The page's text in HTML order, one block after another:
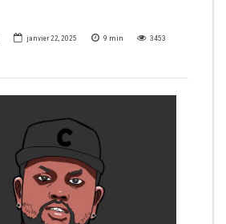
janvier 22, 2025 9 min
3453